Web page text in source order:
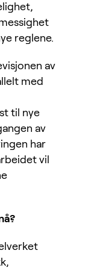
reglene.
av
med
til nye
av
har
vil